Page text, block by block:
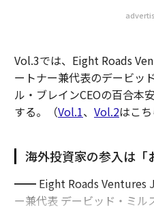
Vol.3では、Eight Roads
ートナー兼代表のデービッ
ル・ブレインCEOの百合本
する。（Vol.1、 Vol.2はこち
海外投資家の参入は「
━━ Eight Roads Ventures
ー兼代表 デービッド・ミル